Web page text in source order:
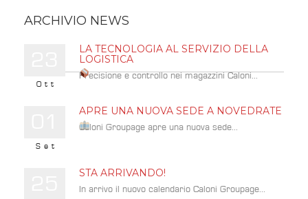
ARCHIVIO NEWS
Ott
LA TECNOLOGIA AL SERVIZIO DELLA
LOGISTICA
Precisione e controllo nei magazzini Caloni...
Set
APRE UNA NUOVA SEDE A NOVEDRATE
Caloni Groupage apre una nuova sede...
STA ARRIVANDO!
In arrivo il nuovo calendario Caloni Groupage...